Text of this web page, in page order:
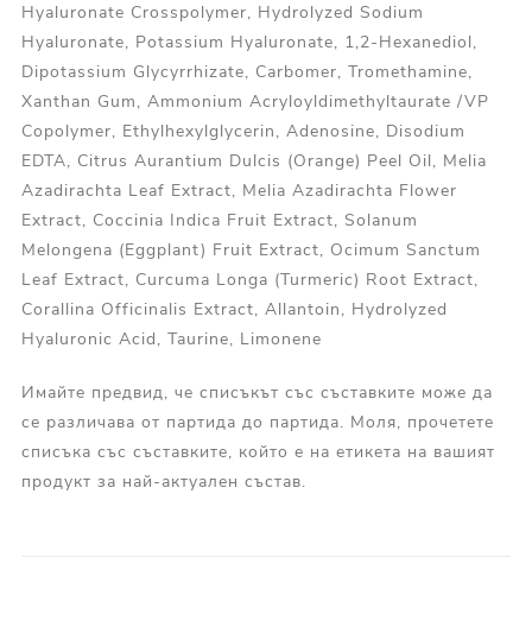
Hyaluronate Crosspolymer, Hydrolyzed Sodium
Hyaluronate, Potassium Hyaluronate, 1,2-Hexanediol,
Dipotassium Glycyrrhizate, Carbomer, Tromethamine,
Xanthan Gum, Ammonium Acryloyldimethyltaurate /VP
Copolymer, Ethylhexylglycerin, Adenosine, Disodium
EDTA, Citrus Aurantium Dulcis (Orange) Peel Oil, Melia
Azadirachta Leaf Extract, Melia Azadirachta Flower
Extract, Coccinia Indica Fruit Extract, Solanum
Melongena (Eggplant) Fruit Extract, Ocimum Sanctum
Leaf Extract, Curcuma Longa (Turmeric) Root Extract,
Corallina Officinalis Extract, Allantoin, Hydrolyzed
Hyaluronic Acid, Taurine, Limonene
Имайте предвид, че списъкът със съставките може да
се различава от партида до партида. Моля, прочетете
списъка със съставките, който е на етикета на вашият
продукт за най-актуален състав.